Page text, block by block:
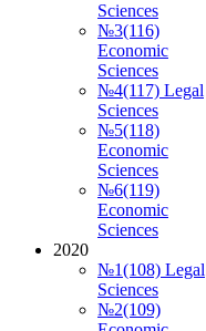
Sciences
№3(116)
Economic
Sciences
№4(117) Legal
Sciences
№5(118)
Economic
Sciences
№6(119)
Economic
Sciences
2020
№1(108) Legal
Sciences
№2(109)